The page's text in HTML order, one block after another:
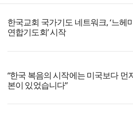
한국교회 국가기도 네트워크, ‘느헤
연합기도회’ 시작
“한국 복음의 시작에는 미국보다 먼
본이 있었습니다”